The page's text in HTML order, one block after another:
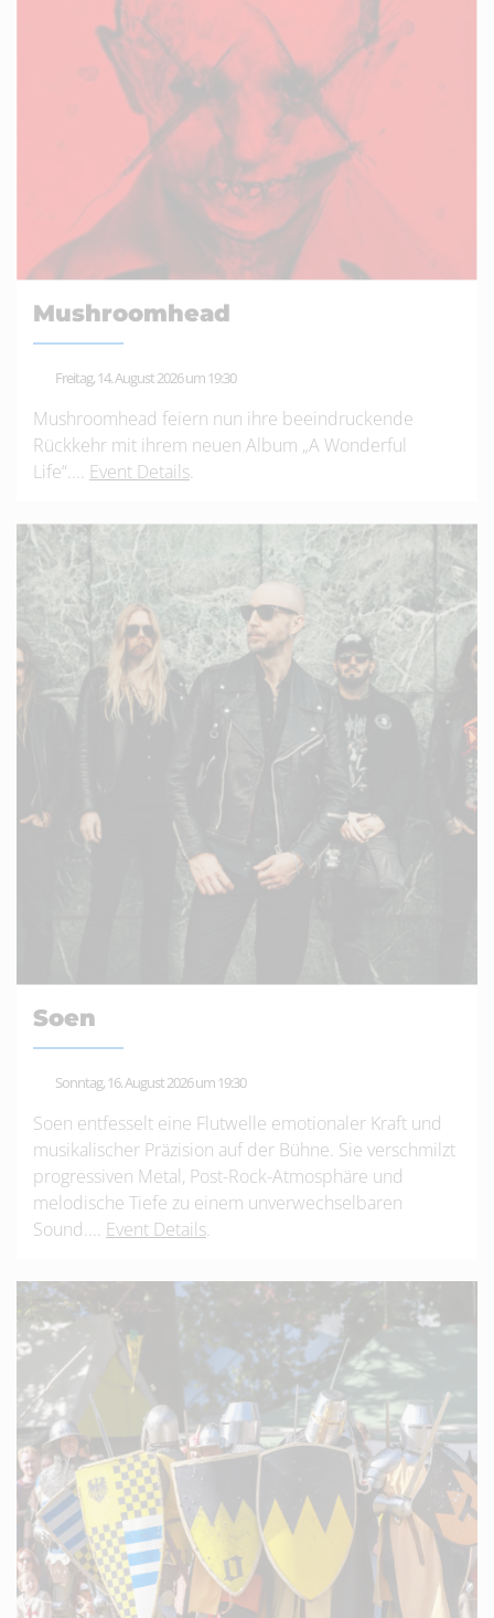
Mushroomhead
Freitag, 14. August 2026 um 19:30
Mushroomhead feiern nun ihre beeindruckende
Rückkehr mit ihrem neuen Album „A Wonderful
Life“.... Event Details.
Soen
Sonntag, 16. August 2026 um 19:30
Soen entfesselt eine Flutwelle emotionaler Kraft und
musikalischer Präzision auf der Bühne. Sie verschmilzt
progressiven Metal, Post-Rock-Atmosphäre und
melodische Tiefe zu einem unverwechselbaren
Sound.... Event Details.